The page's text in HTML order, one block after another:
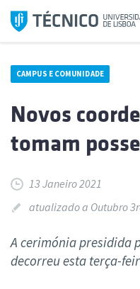
Saltar
para
CAMPUS E COMUNIDADE
Novos
tomam posse
13 Janeiro 2021
atualizado a Outubro
A cerimónia presidida
decorreu esta terça-